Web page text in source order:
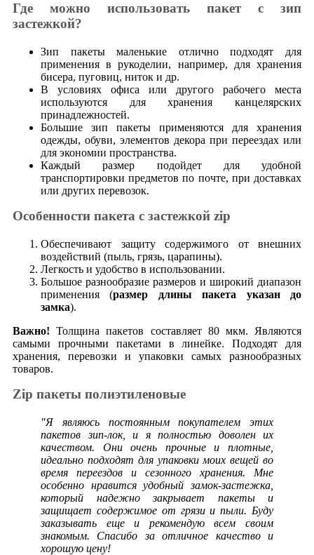
Где можно использовать пакет с зип
застежкой?
Зип пакеты маленькие отлично подходят для
применения в рукоделии, например, для хранения
бисера, пуговиц, ниток и др.
В условиях офиса или другого рабочего места
используются для хранения канцелярских
принадлежностей.
Большие зип пакеты применяются для хранения
одежды, обуви, элементов декора при переездах или
для экономии пространства.
Каждый размер подойдет для удобной
транспортировки предметов по почте, при доставках
или других перевозок.
Особенности пакета с застежкой zip
Обеспечивают защиту содержимого от внешних
воздействий (пыль, грязь, царапины).
Легкость и удобство в использовании.
Большое разнообразие размеров и широкий диапазон
применения (размер длины пакета указан до
замка).
Важно! Толщина пакетов составляет 80 мкм. Являются
самыми прочными пакетами в линейке. Подходят для
хранения, перевозки и упаковки самых разнообразных
товаров.
Zip пакеты полиэтиленовые
"Я являюсь постоянным покупателем этих
пакетов зип-лок, и я полностью доволен их
качеством. Они очень прочные и плотные,
идеально подходят для упаковки моих вещей во
время переездов и сезонного хранения. Мне
особенно нравится удобный замок-застежка,
который надежно закрывает пакеты и
защищает содержимое от грязи и пыли. Буду
заказывать еще и рекомендую всем своим
знакомым. Спасибо за отличное качество и
хорошую цену!